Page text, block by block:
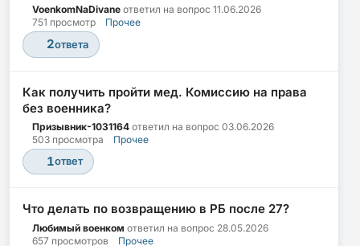
VoenkomNaDivane ответил на вопрос 11.06.2026
751 просмотр
Прочее
2ответа
Как получить пройти мед. Комиссию на права
без военника?
Призывник-1031164 ответил на вопрос 03.06.2026
503 просмотра
Прочее
1ответ
Что делать по возвращению в РБ после 27?
Любимый военком ответил на вопрос 28.05.2026
657 просмотров
Прочее